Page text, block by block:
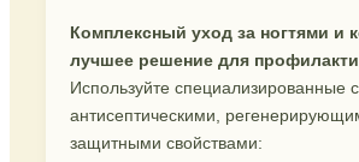
Комплексный уход за ногтями и
лучшее решение для
Используйте специализированные
антисептическими,
защитными свойствами: